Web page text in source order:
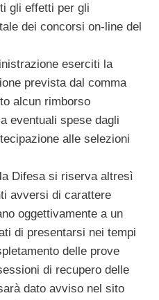
gli effetti per gli
dei concorsi on-line del
eserciti la
prevista dal comma
alcun rimborso
eventuali spese dagli
alle selezioni
Difesa si riserva altresì
avversi di carattere
oggettivamente a un
di presentarsi nei tempi
delle prove
di recupero delle
dato avviso nel sito